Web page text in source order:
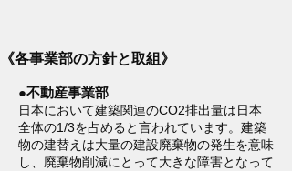
《各事業部の方針と取組》
●不動産事業部
日本において建築関連のCO2排出量は日本
全体の1/3を占めると言われています。建築
物の建替えは大量の建設廃棄物の発生を意味
し、廃棄物削減にとって大きな障害となって